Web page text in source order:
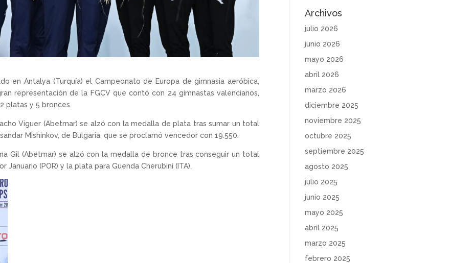
en Antalya (Turquía) el Campeonato de Europa de gimnasia aeróbica,
representación de la FGCV que contó con 24 gimnastas valencianos,
platas y 5 bronces.
Viguer (Abetmar) se alzó con la medalla de plata tras sumar un total
Mishinkov, de Bulgaria, que se proclamó vencedor con 19.550.
Gil (Abetmar) se alzó con la medalla de bronce tras conseguir un total
Januario (POR) y la plata para Guenda Cherubini (ITA).
Archivos
julio 2026
junio 2026
mayo 2026
abril 2026
marzo 2026
diciembre 2025
noviembre 2025
octubre 2025
septiembre 2025
agosto 2025
julio 2025
junio 2025
mayo 2025
abril 2025
marzo 2025
febrero 2025